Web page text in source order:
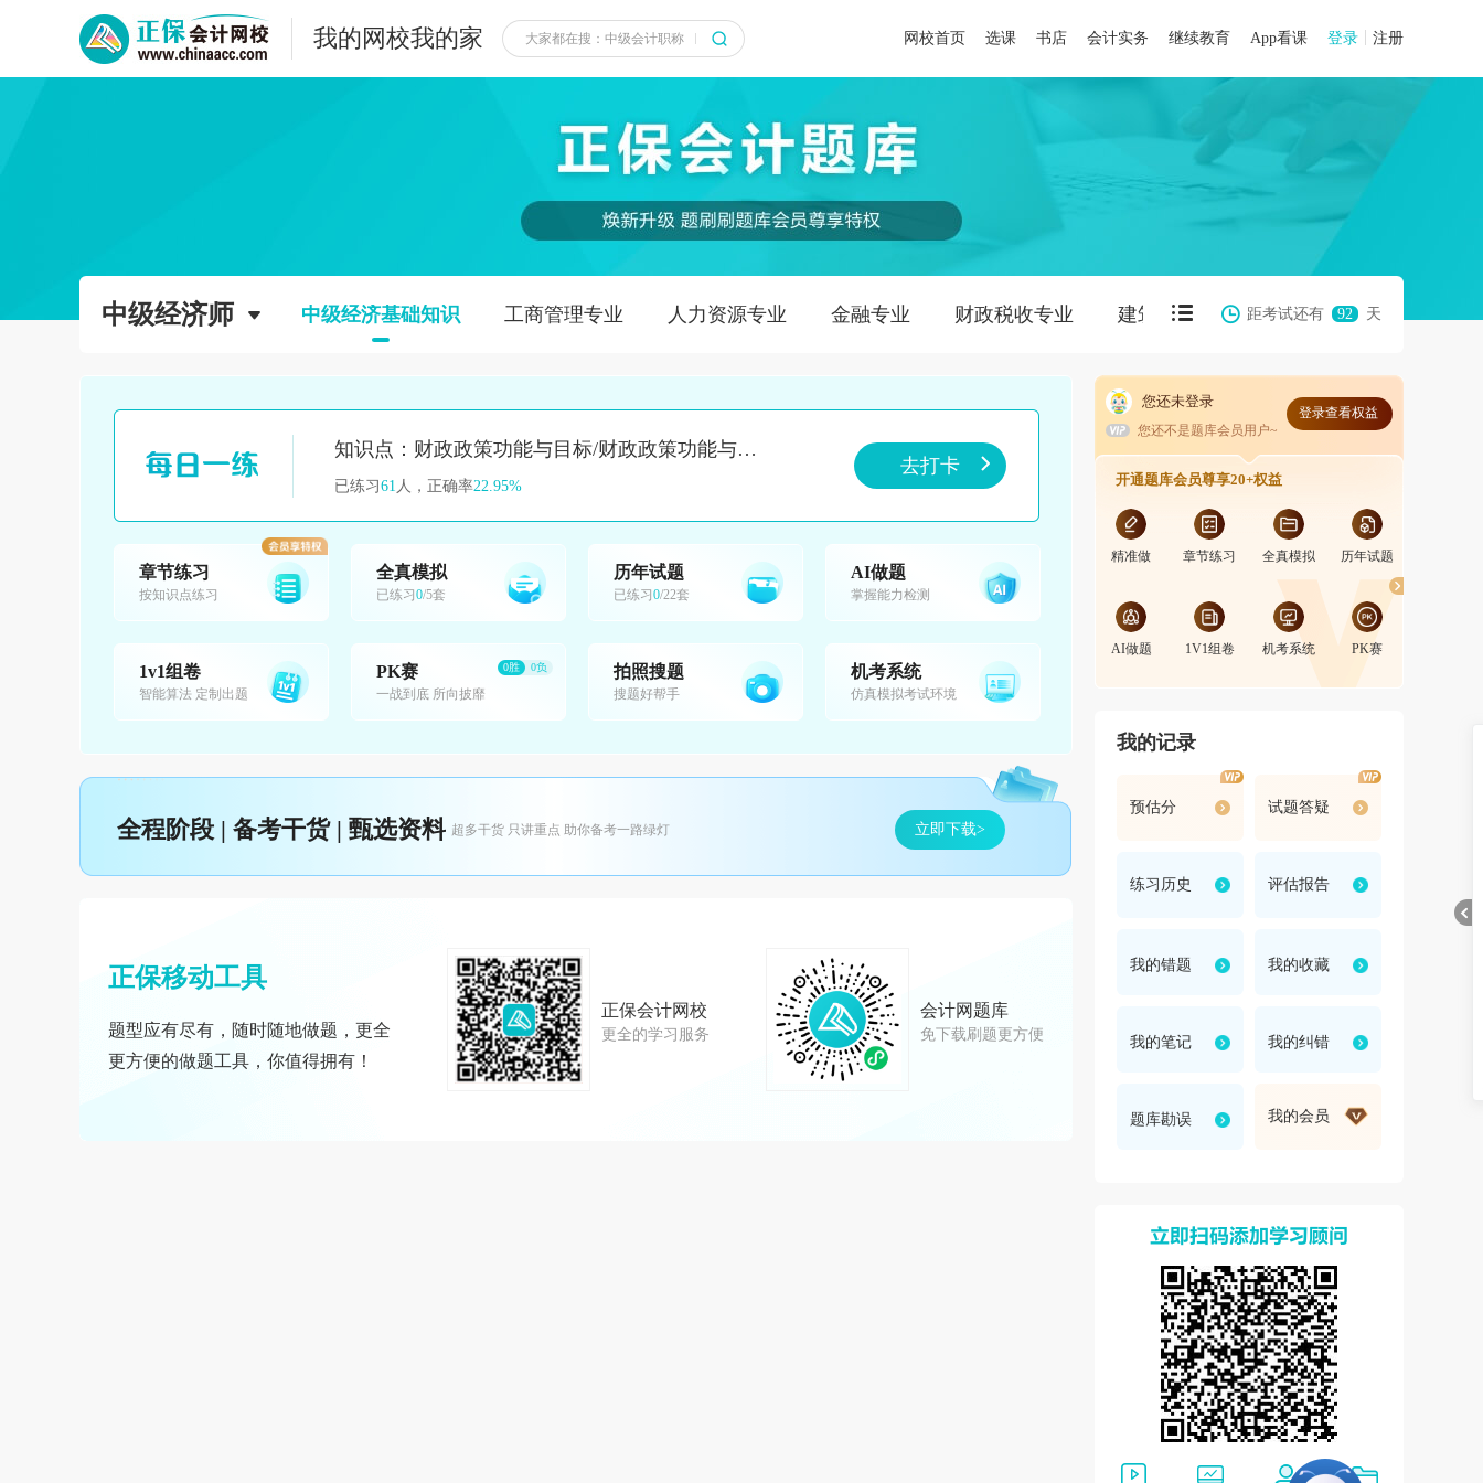
我的网校我的家 网校首页 选课 书店 会计实务 继续教育 App看课 登录 注册
中级经济师 中级经济基础知识 工商管理专业 人力资源专业 金融专业 财政税收专业 建筑与房地产专业 知识产权
距考试还有 92 天
知识点：财政政策功能与目标/财政政策功能与目标/财政政策功能与目标
已练习61 人，正确率22.95%
去打卡
章节练习
按知识点练习
全真模拟
已练习 0/5套
历年试题
已练习 0/22套
AI做题
掌握能力检测
1v1组卷
智能算法 定制出题
PK赛
一战到底 所向披靡
0胜 0负 拍照搜题
搜题好帮手
机考系统
仿真模拟考试环境
全程阶段 | 备考干货 | 甄选资料 超多干货 只讲重点 助你备考一路绿灯 立即下载>
正保移动工具
题型应有尽有，随时随地做题，更全
更方便的做题工具，你值得拥有！
正保会计网校
更全的学习服务
会计网题库
免下载刷题更方便
您还未登录
您还不是题库会员用户~
登录查看权益
开通题库会员尊享20+权益
精准做 章节练习 全真模拟 历年试题
AI做题 1V1组卷 机考系统 PK赛
我的记录
预估分 试题答疑
练习历史 评估报告
我的错题 我的收藏
我的笔记 我的纠错
题库勘误 我的会员